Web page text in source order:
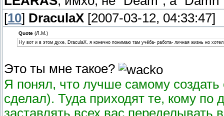
[10] DraculaX [2007-03-12, 04:33:47]
Quote(Л.М.)
Ну вот и в этом духе, DraculaX, я конечно понимаю там учёба- работа- личная жизнь но
Это ты мне такое?
Я понял, что лучше самому
сделал). Туда приходят те, кому
заставлять всех вас переделывать